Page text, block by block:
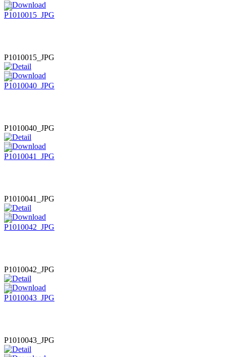
P1010015_JPG
P1010040_JPG
P1010041_JPG
P1010042_JPG
P1010043_JPG